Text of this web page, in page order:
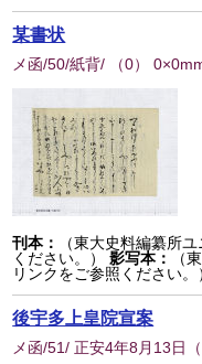
某書状
メ函/50/紙背/ （0）
刊本：
（東大史料編纂所
ください。）
影写本：
（
リンクをご参照ください。
後宇多上皇院宣案
メ函/51/ 正安4年8月13日 （